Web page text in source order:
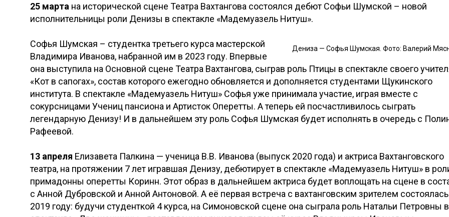
25 марта на исторической сцене Театра Вахтангова состоялся дебют Софьи Шумской – новой
исполнительницы роли Денизы в спектакле «Мадемуазель Нитуш».
Дениза — Софья Шумская. Фото: Валерий
Софья Шумская – студентка третьего курса мастерской
Владимира Иванова, набранной им в 2023 году. Впервые
она выступила на Основной сцене Театра Вахтангова, сыграв роль Птицы в спектакле своего
«Кот в сапогах», состав которого ежегодно обновляется и дополняется студентами Щукинского
института. В спектакле «Мадемуазель Нитуш» Софья уже принимала участие, играя вместе с
сокурсницами Учениц пансиона и Артисток Оперетты. А теперь ей посчастливилось сыграть
легендарную Денизу! И в дальнейшем эту роль Софья Шумская будет исполнять в очередь с
Рафеевой.
13 апреля Елизавета Палкина — ученица В.В. Иванова (выпуск 2020 года) и актриса Вахтанговского
театра, на протяжении 7 лет игравшая Денизу, дебютирует в спектакле «Мадемуазель Нитуш» в
примадонны оперетты Коринн. Этот образ в дальнейшем актриса будет воплощать на сцене в
с Анной Дубровской и Анной Антоновой. А её первая встреча с вахтанговским зрителем
2019 году: будучи студенткой 4 курса, на Симоновской сцене она сыграла роль Натальи Петровны в